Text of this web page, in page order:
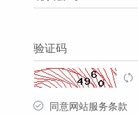
验证码
同意网站服务条款